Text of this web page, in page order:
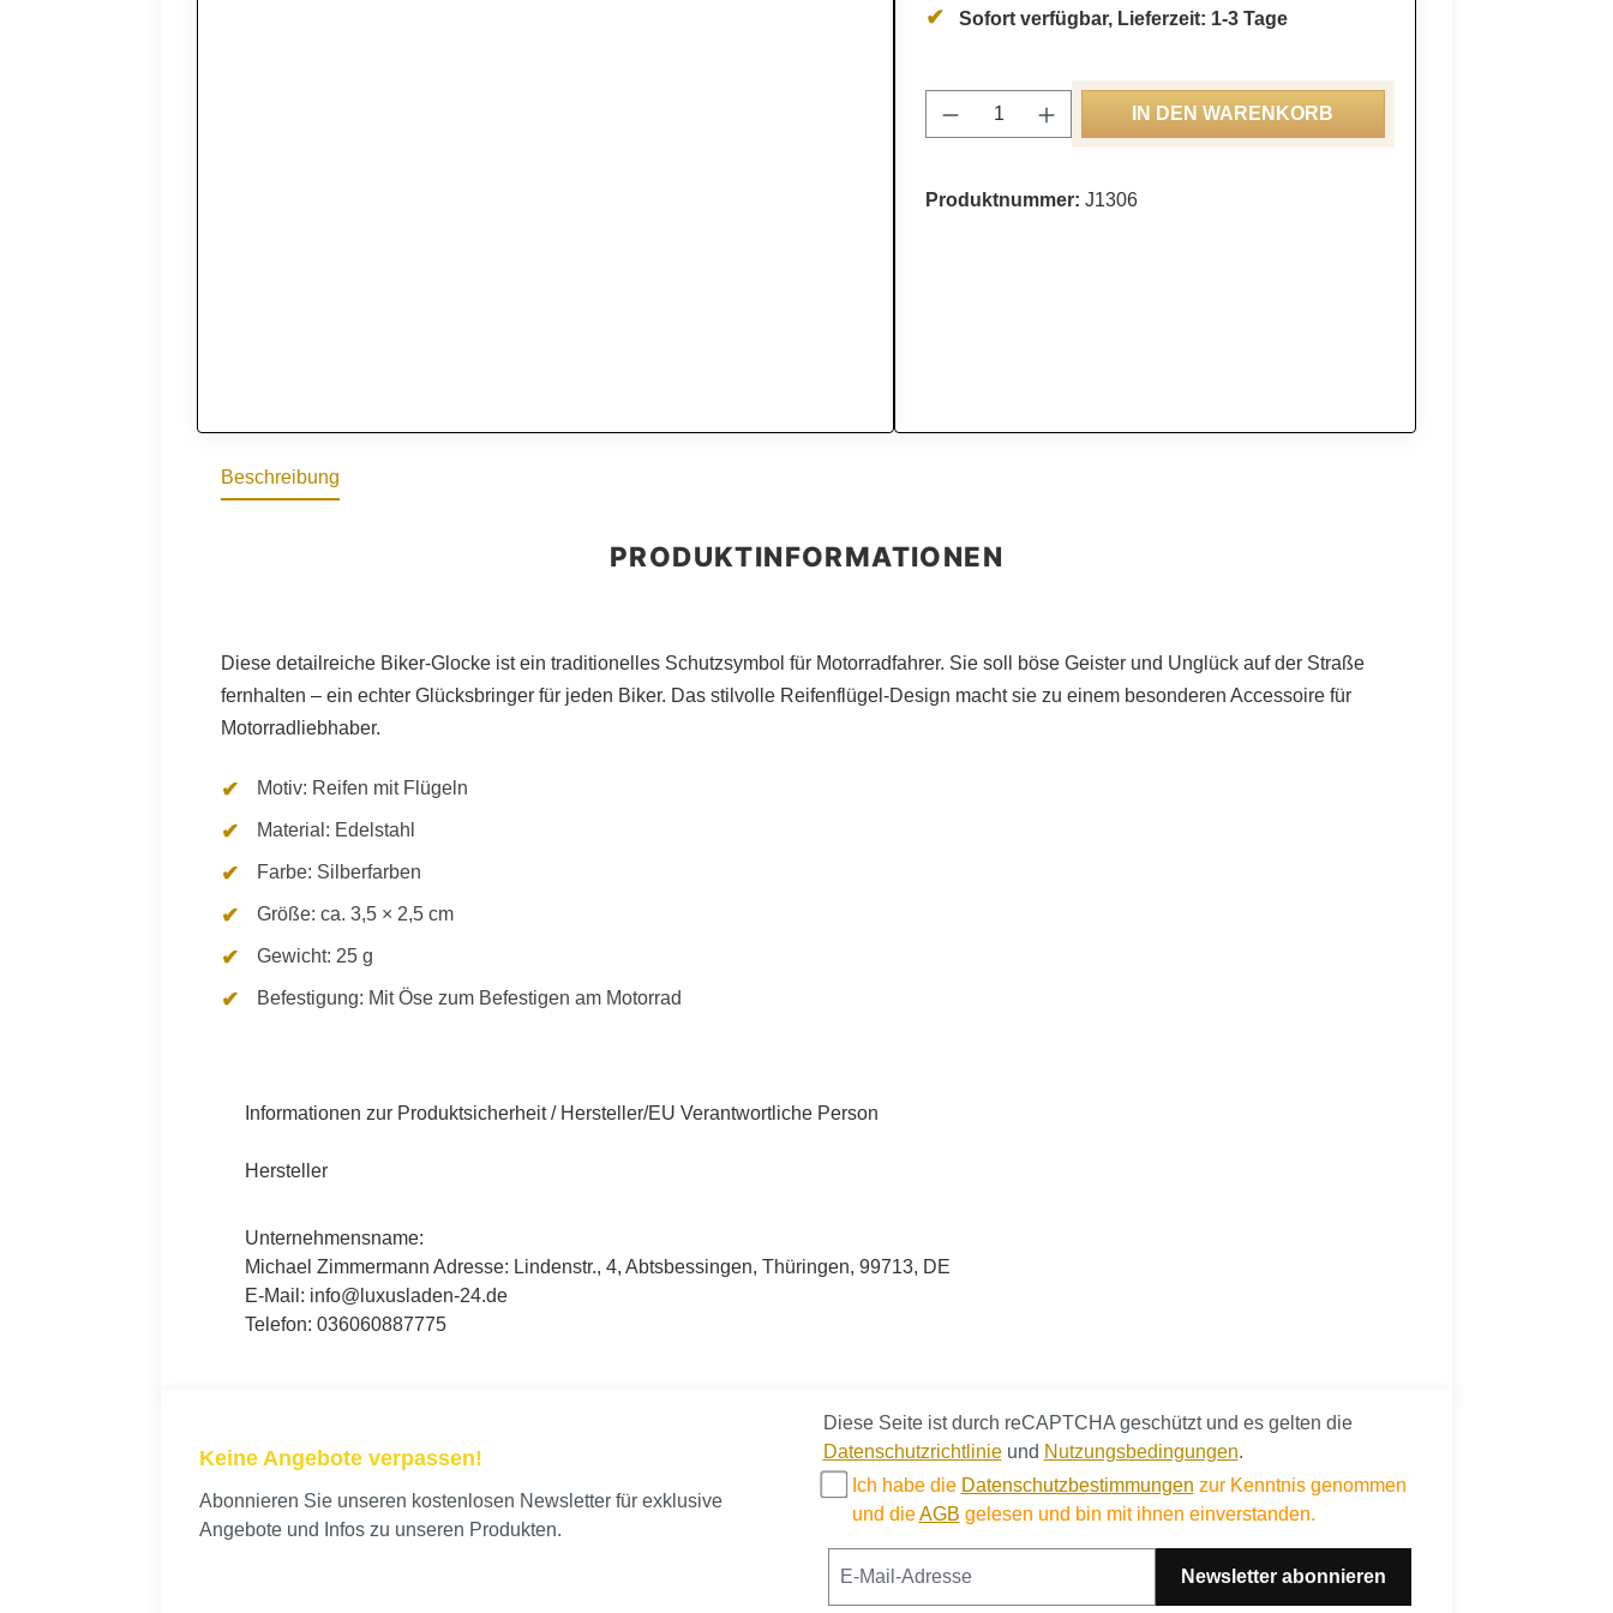
Sofort verfügbar, Lieferzeit: 1-3 Tage
Produkt Anzahl: Gib den gewünschten Wert ein
IN DEN WARENKORB
Produktnummer: J1306
Beschreibung
Diese detailreiche Biker-Glocke ist ein traditionelles Schutzsymbol für Motorradfahrer. Sie soll böse Geister und Unglück auf der Straße
fernhalten – ein echter Glücksbringer für jeden Biker. Das stilvolle Reifenflügel-Design macht sie zu einem besonderen Accessoire für
Motorradliebhaber.
Motiv: Reifen mit Flügeln
Material: Edelstahl
Farbe: Silberfarben
Größe: ca. 3,5 × 2,5 cm
Gewicht: 25 g
Befestigung: Mit Öse zum Befestigen am Motorrad
Informationen zur Produktsicherheit / Hersteller/EU Verantwortliche Person
Hersteller
Unternehmensname:
Michael Zimmermann Adresse: Lindenstr., 4, Abtsbessingen, Thüringen, 99713, DE
E-Mail: info@luxusladen-24.de
Telefon: 036060887775
Keine Angebote verpassen!
Abonnieren Sie unseren kostenlosen Newsletter für exklusive
Angebote und Infos zu unseren Produkten.
Diese Seite ist durch reCAPTCHA geschützt und es gelten die
Datenschutzrichtlinieund Nutzungsbedingungen.
Ich habe die Datenschutzbestimmungen zur Kenntnis genommen
und dieAGB gelesen und bin mit ihnen einverstanden.
Newsletter abonnieren